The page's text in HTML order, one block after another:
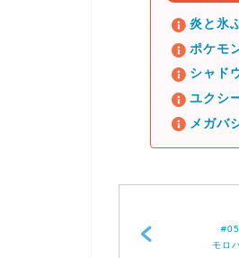
炎と氷
ポケモ
シャド
ユクシ
メガバ
モロ